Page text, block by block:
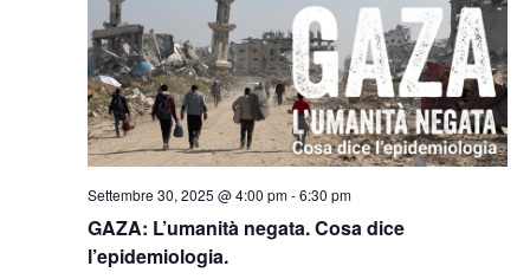
GAZA: L’umanità negata. Cosa dice
l’epidemiologia.
Settembre 30, 2025 @ 4:00 pm-6:30 pm